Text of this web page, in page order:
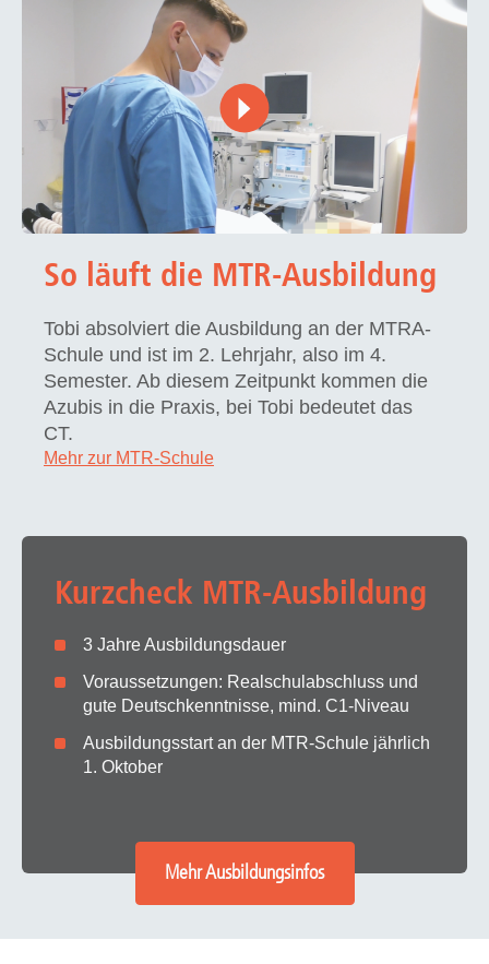
So läuft die MTR-Ausbildung
Tobi absolviert die Ausbildung an der MTRA-
Schule und ist im 2. Lehrjahr, also im 4.
Semester. Ab diesem Zeitpunkt kommen die
Azubis in die Praxis, bei Tobi bedeutet das
CT.
Mehr zur MTR-Schule
Kurzcheck MTR-Ausbildung
3 Jahre Ausbildungsdauer
Voraussetzungen: Realschulabschluss und
gute Deutschkenntnisse, mind. C1-Niveau
Ausbildungsstart an der MTR-Schule jährlich
1. Oktober
Mehr Ausbildungsinfos